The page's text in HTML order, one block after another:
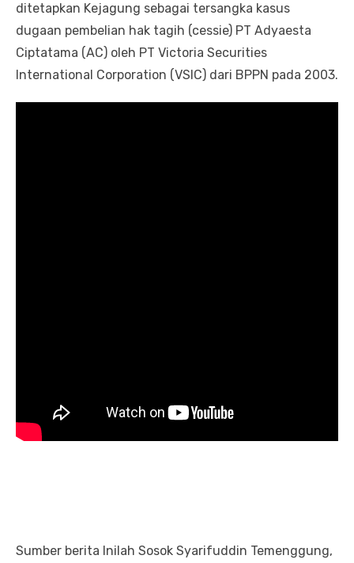
ditetapkan Kejagung sebagai tersangka kasus
dugaan pembelian hak tagih (cessie) PT Adyaesta
Ciptatama (AC) oleh PT Victoria Securities
International Corporation (VSIC) dari BPPN pada 2003.
Sumber berita Inilah Sosok Syarifuddin Temenggung,